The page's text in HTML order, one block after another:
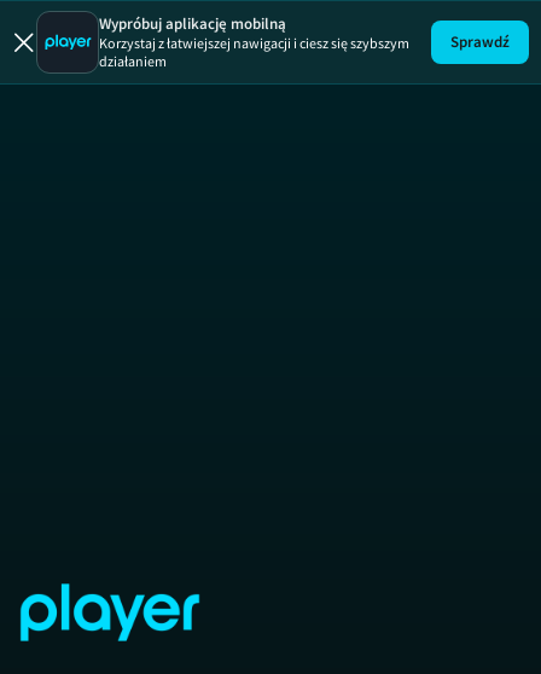
Wypróbuj aplikację mobilną
Korzystaj z łatwiejszej nawigacji i ciesz się szybszym
działaniem
Sprawdź